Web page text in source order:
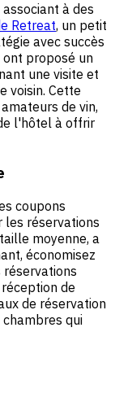
à des
Retreat, un petit
avec succès
ont proposé un
une visite et
voisin. Cette
de vin,
l'hôtel à offrir
coupons
les réservations
moyenne, a
économisez
de
de réservation
qui